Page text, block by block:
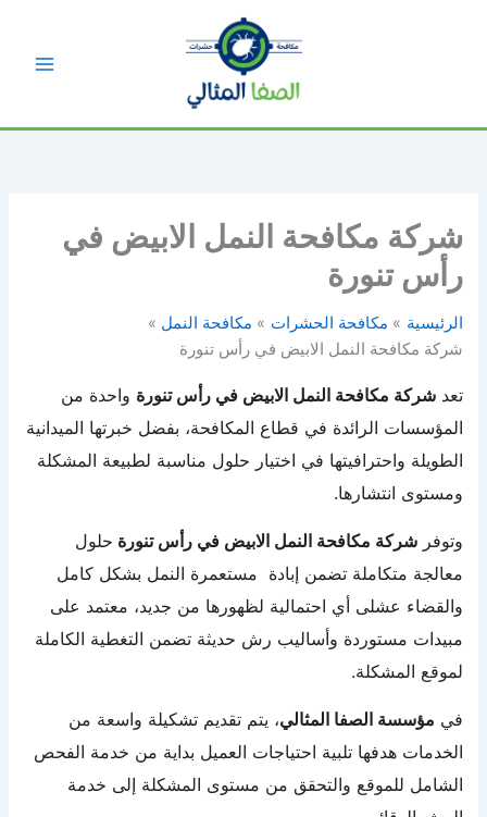
شركة مكافحة النمل الابيض في
رأس تنورة
الرئيسية مكافحة الحشرات
مكافحة النمل
شركة مكافحة النمل الابيض في رأس تنورة
تعدشركة مكافحة النمل الابيض في رأس تنورة واحدة من
المؤسسات الرائدة في قطاع المكافحة، بفضل خبرتها الميدانية
الطويلة واحترافيتها في اختيار حلول مناسبة لطبيعة المشكلة
ومستوى انتشارها.
وتوفرشركة مكافحة النمل الابيض في رأس تنورة حلول
معالجة متكاملة تضمن إبادة مستعمرة النمل بشكل كامل
والقضاء عشلى أي احتمالية لظهورها من جديد، معتمد على
مبيدات مستوردة وأساليب رش حديثة تضمن التغطية الكاملة
لموقع المشكلة.
في مؤسسة الصفا المثالي، يتم تقديم تشكيلة واسعة من
الخدمات هدفها تلبية احتياجات العميل بداية من خدمة الفحص
الشامل للموقع والتحقق من مستوى المشكلة إلى خدمة